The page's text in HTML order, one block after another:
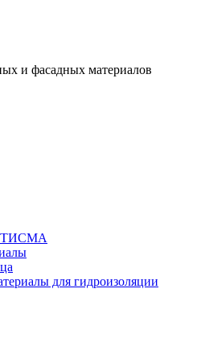
и фасадных материалов
ТИСМА
для гидроизоляции